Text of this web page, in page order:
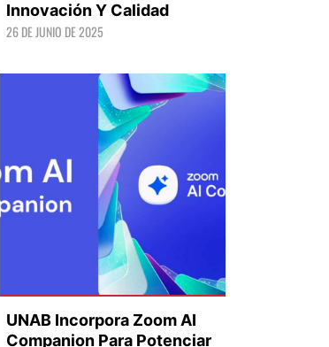
LEER +
Innovación Y Calidad
26 DE JUNIO DE 2025
UNAB Incorpora Zoom AI
Companion Para Potenciar